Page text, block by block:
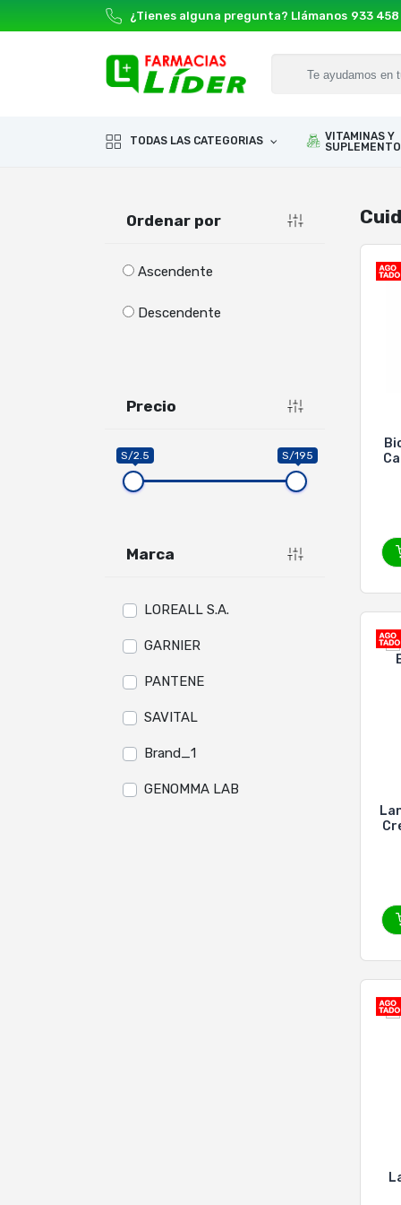
¿Tienes alguna pregunta? Llámanos 933
TODAS LAS CATEGORIAS
VITAMINAS Y
Ordenar por
Ascendente
Descendente
Precio
S/2.5 S/195
Marca
LOREALL S.A.
GARNIER
PANTENE
SAVITAL
Brand_1
GENOMMA LAB